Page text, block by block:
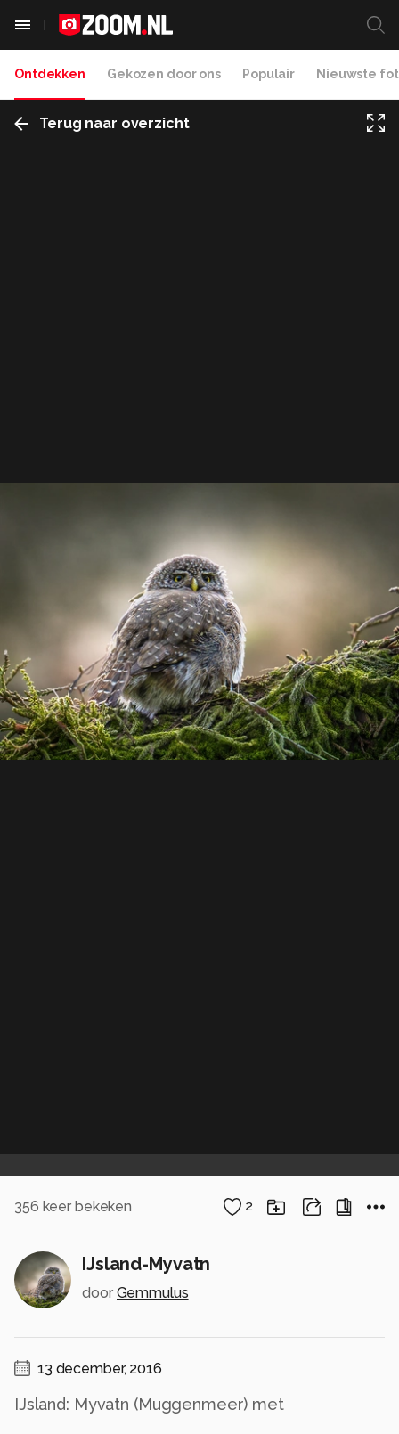
Ontdekken Gekozen door ons Populair Nieuwste
Terug naar overzicht
356 keer bekeken 2
IJsland-Myvatn
door Gemmulus
13 december, 2016
IJsland: Myvatn (Muggenmeer) met